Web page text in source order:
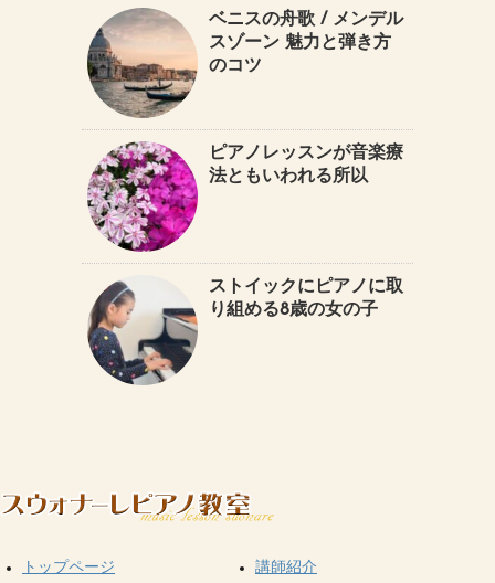
ベニスの舟歌 / メンデル
スゾーン 魅力と弾き方
のコツ
ピアノレッスンが音楽療
法ともいわれる所以
ストイックにピアノに取
り組める8歳の女の子
トップページ
講師紹介